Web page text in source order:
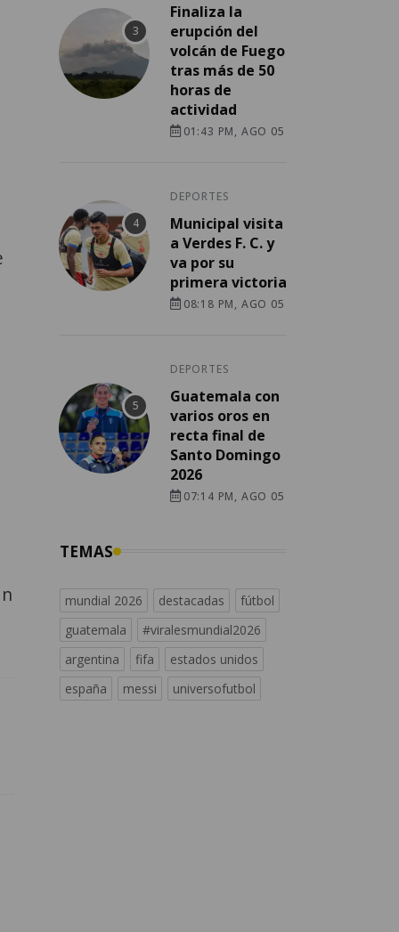
Finaliza la
erupción del
volcán de Fuego
tras más de 50
horas de
actividad
01:43 PM, AGO 05
DEPORTES
Municipal visita
a Verdes F. C. y
va por su
primera victoria
08:18 PM, AGO 05
DEPORTES
Guatemala con
varios oros en
recta final de
Santo Domingo
2026
07:14 PM, AGO 05
TEMAS
mundial 2026 destacadas
fútbol
guatemala
#viralesmundial2026
argentina
fifa
estados unidos
españa
messi universofutbol